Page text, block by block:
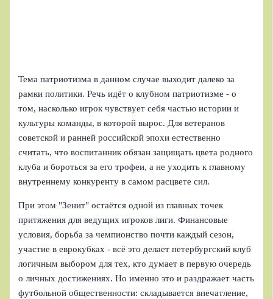
Тема патриотизма в данном случае выходит далеко за
рамки политики. Речь идёт о клубном патриотизме - о
том, насколько игрок чувствует себя частью истории и
культуры команды, в которой вырос. Для ветеранов
советской и ранней российской эпохи естественно
считать, что воспитанник обязан защищать цвета родного
клуба и бороться за его трофеи, а не уходить к главному
внутреннему конкуренту в самом расцвете сил.
При этом "Зенит" остаётся одной из главных точек
притяжения для ведущих игроков лиги. Финансовые
условия, борьба за чемпионство почти каждый сезон,
участие в еврокубках - всё это делает петербургский клуб
логичным выбором для тех, кто думает в первую очередь
о личных достижениях. Но именно это и раздражает часть
футбольной общественности: складывается впечатление,